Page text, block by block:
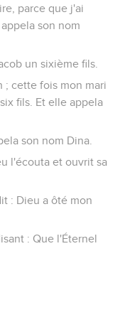
parce que j'ai
son nom
un sixième fils.
; cette fois mon mari
fils. Et elle appela
son nom Dina.
l'écouta et ouvrit sa
: Dieu a ôté mon
: Que l'Éternel